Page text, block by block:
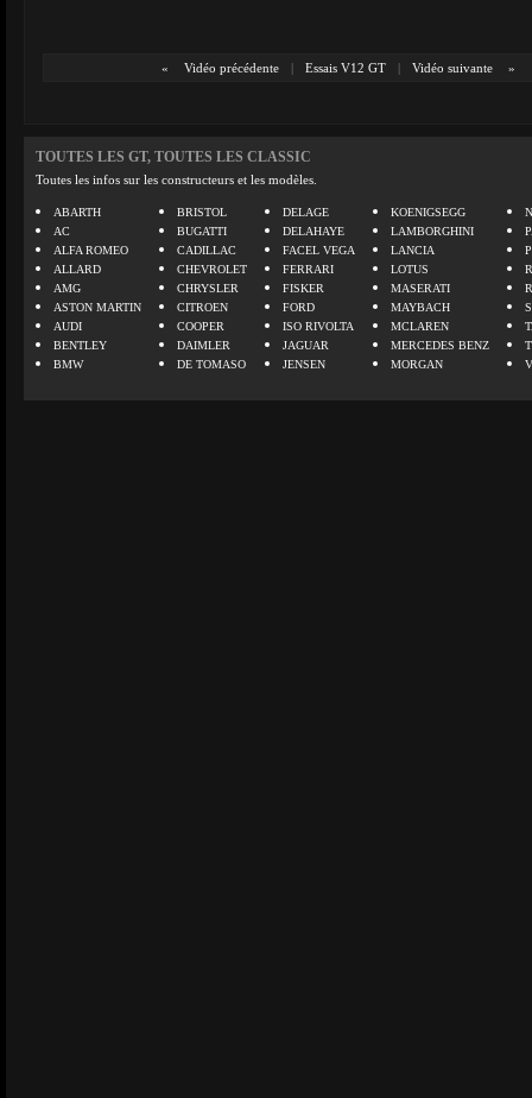
« Vidéo précédente | Essais V12 GT | Vidéo suivante »
TOUTES LES GT, TOUTES LES CLASSIC
Toutes les infos sur les constructeurs et les modèles.
ABARTH
AC
ALFA ROMEO
ALLARD
AMG
ASTON MARTIN
AUDI
BENTLEY
BMW
BRISTOL
BUGATTI
CADILLAC
CHEVROLET
CHRYSLER
CITROEN
COOPER
DAIMLER
DE TOMASO
DELAGE
DELAHAYE
FACEL VEGA
FERRARI
FISKER
FORD
ISO RIVOLTA
JAGUAR
JENSEN
KOENIGSEGG
LAMBORGHINI
LANCIA
LOTUS
MASERATI
MAYBACH
MCLAREN
MERCEDES BENZ
MORGAN